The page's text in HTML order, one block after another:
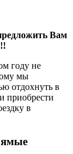
Вам
году не
мы
отдохнуть в
приобрести
в